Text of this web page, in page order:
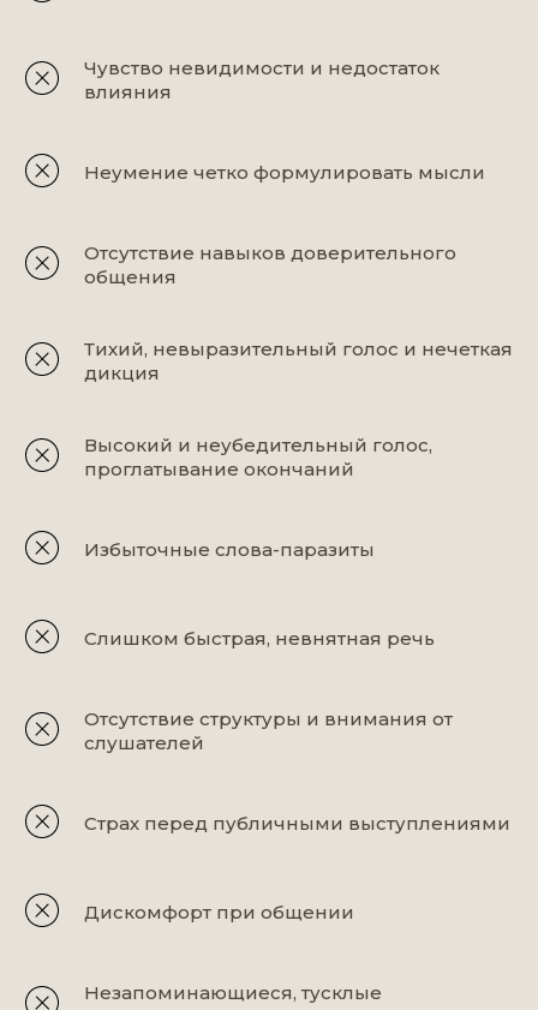
Чувство невидимости и недостаток
влияния
Неумение четко формулировать мысли
Отсутствие навыков доверительного
общения
Тихий, невыразительный голос и нечеткая
дикция
Высокий и неубедительный голос,
проглатывание окончаний
Избыточные слова-паразиты
Слишком быстрая, невнятная речь
Отсутствие структуры и внимания от
слушателей
Страх перед публичными выступлениями
Дискомфорт при общении
Незапоминающиеся, тусклые